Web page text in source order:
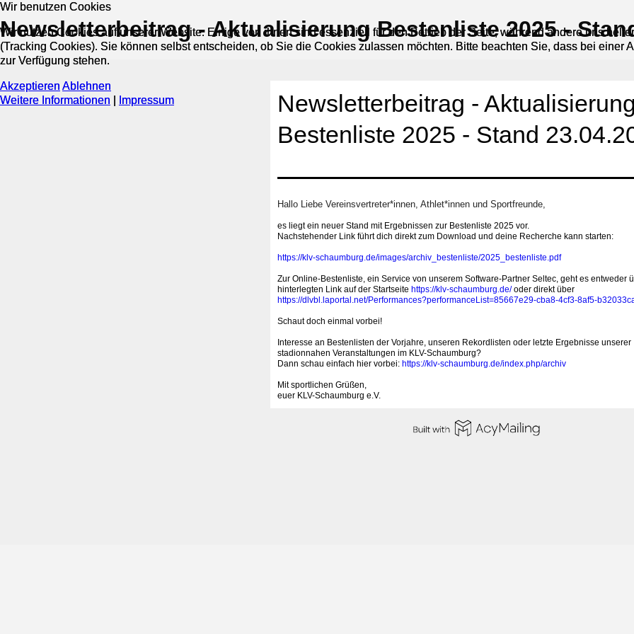
‍Newsletterbeitrag - Aktualisierung Bestenliste 2025 -
‍Newsletterbeitrag - Aktualisierung
Bestenliste 2025 - Stand
Hallo Liebe Vereinsvertreter*innen, Athlet*innen und Sportfreunde,
es liegt ein neuer Stand mit Ergebnissen zur Bestenliste 2025 vor.
Nachstehender Link führt dich direkt zum Download und deine Recherche kann starten:
https://klv-schaumburg.de/images/archiv_bestenliste/2025_bestenliste.pdf
Zur Online-Bestenliste, ein Service von unserem Software-Partner Seltec, geht es entweder
hinterlegten Link auf der Startseite https://klv-schaumburg.de/oder direkt über
https://dlvbl.laportal.net/Performances?performanceList=85667e29-cba8-4cf3-8af5-
Schaut doch einmal vorbei!
Interesse an Bestenlisten der Vorjahre, unseren Rekordlisten oder letzte Ergebnisse unserer
stadionnahen Veranstaltungen im KLV-Schaumburg?
Dann schau einfach hier vorbei: https://klv-schaumburg.de/index.php/archiv
Mit sportlichen Grüßen,
euer KLV-Schaumburg e.V.
Wir benutzen Cookies
Wir nutzen Cookies auf unserer Website. Einige von ihnen sind essenziell für den Betrieb der Seite, während andere uns
(Tracking Cookies). Sie können selbst entscheiden, ob Sie die Cookies zulassen möchten. Bitte beachten Sie, dass bei
zur Verfügung stehen.
Akzeptieren Ablehnen
Weitere Informationen
Impressum
Wir benutzen Cookies
Wir nutzen Cookies auf unserer Website. Einige von ihnen sind essenziell für den Betrieb der Seite, während andere uns
(Tracking Cookies). Sie können selbst entscheiden, ob Sie die Cookies zulassen möchten. Bitte beachten Sie, dass bei
zur Verfügung stehen.
Akzeptieren Ablehnen
Weitere Informationen
Impressum